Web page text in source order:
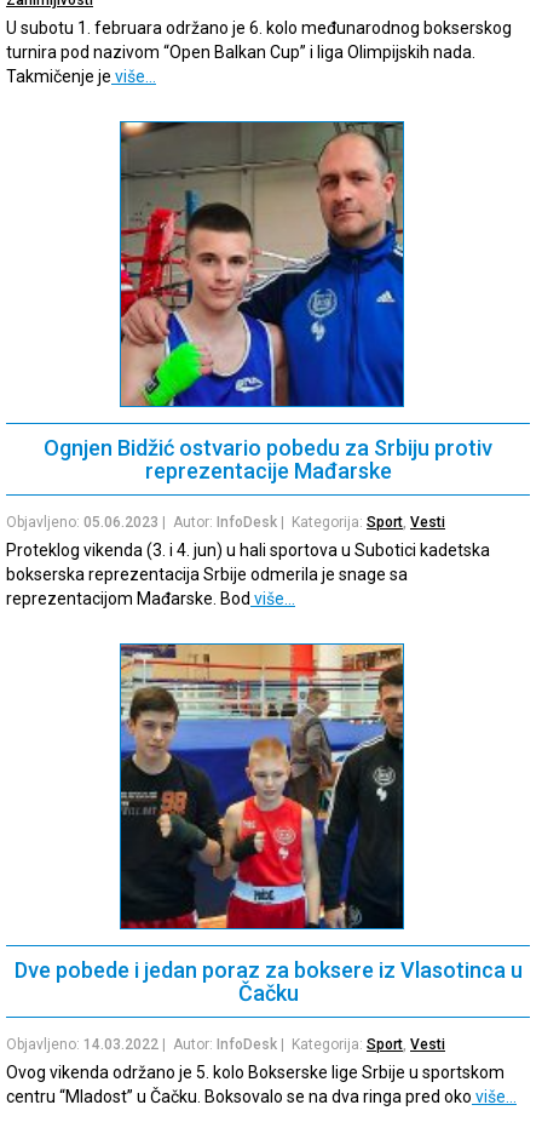
U subotu 1. februara održano je 6. kolo međunarodnog bokserskog
turnira pod nazivom “Open Balkan Cup” i liga Olimpijskih nada.
Takmičenje je više…
Ognjen Bidžić ostvario pobedu za Srbiju protiv
reprezentacije Mađarske
Objavljeno: 05.06.2023 | Autor: InfoDesk | Kategorija: Sport Vesti
Proteklog vikenda (3. i 4. jun) u hali sportova u Subotici kadetska
bokserska reprezentacija Srbije odmerila je snage sa
reprezentacijom Mađarske. Bod više…
Dve pobede i jedan poraz za boksere iz Vlasotinca u
Čačku
Objavljeno: 14.03.2022 | Autor: InfoDesk | Kategorija: Sport Vesti
Ovog vikenda održano je 5. kolo Bokserske lige Srbije u sportskom
centru “Mladost” u Čačku. Boksovalo se na dva ringa pred oko više…